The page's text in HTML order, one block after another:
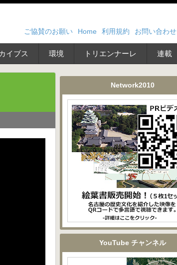
ご協賛のお願い Home 利用規約 お問い合わせ
イブス 環境 トリエンナーレ 連載
Network2010
YouTube チャンネル